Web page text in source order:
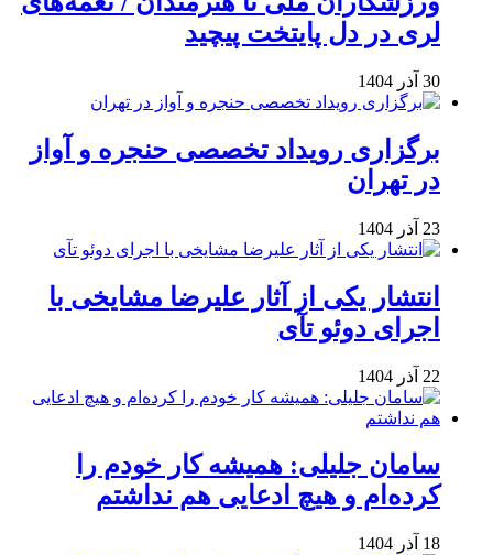
لری در دل پایتخت پیچید
30 آذر 1404
برگزاری رویداد تخصصی حنجره و آواز
در تهران
23 آذر 1404
انتشار یکی از آثار علیرضا مشایخی با
اجرای دوئو تآی
22 آذر 1404
سامان جلیلی: همیشه کار خودم را
کرده‌ام و هیچ ادعایی هم نداشتم
18 آذر 1404